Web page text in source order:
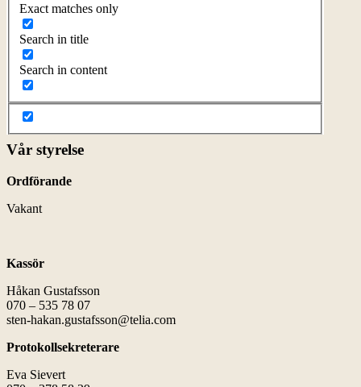
Exact matches only
Search in title
Search in content
Vår styrelse
Ordförande
Vakant
Kassör
Håkan Gustafsson
070 – 535 78 07
sten-hakan.gustafsson@telia.com
Protokollsekreterare
Eva Sievert